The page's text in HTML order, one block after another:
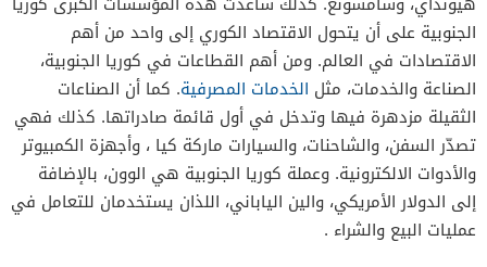
الجنوبية على أن يتحول الاقتصاد الكوري إلى واحد من أهم
الاقتصادات في العالم. ومن أهم القطاعات في كوريا الجنوبية،
الصناعة والخدمات، مثل الخدمات المصرفية. كما أن الصناعات
الثقيلة مزدهرة فيها وتدخل في أول قائمة صادراتها. كذلك فهي
تصدّر السفن، والشاحنات، والسيارات ماركة كيا ، وأجهزة الكمبيوتر
والأدوات الالكترونية. وعملة كوريا الجنوبية هي الوون، بالإضافة
إلى الدولار الأمريكي، والين الياباني، اللذان يستخدمان للتعامل في
عمليات البيع والشراء .